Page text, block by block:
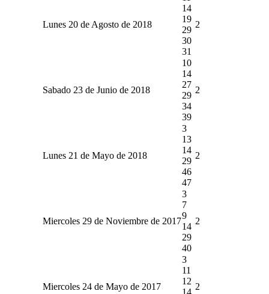
Lunes 20 de Agosto de 2018
14
19
29
30
31
2
Sabado 23 de Junio de 2018
10
14
27
29
34
39
2
Lunes 21 de Mayo de 2018
3
13
14
29
46
47
2
Miercoles 29 de Noviembre de 2017
3
7
9
14
29
40
2
Miercoles 24 de Mayo de 2017
3
11
12
14
2